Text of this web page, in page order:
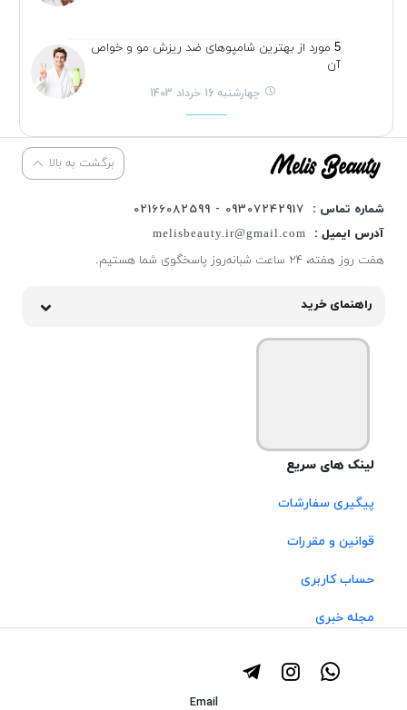
5 مورد از بهترین شامپوهای ضد ریزش مو و خواص
آن
چهارشنبه 16 خرداد 1403
برگشت به بالا
شماره تماس :
09307242917 - 02166082599
آدرس ایمیل :
melisbeauty.ir@gmail.com
هفت روز هفته، ۲۴ ساعت شبانه‌روز پاسخگوی شما هستیم.
راهنمای خرید
لینک های سریع
پیگیری سفارشات
قوانین و مقررات
حساب کاربری
مجله خبری
Email